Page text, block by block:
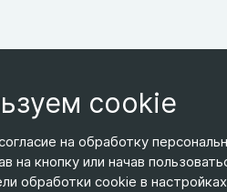
ТЕЛЕФОН
+7 495 266-65-67
ЭЛ. ПОЧТА
shop@relines.ru
cookie
на обработку
на кнопку или начав
обработки cookie в